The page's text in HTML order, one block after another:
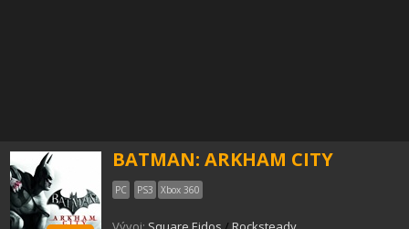
BATMAN: ARKHAM CITY
PC PS3 Xbox 360